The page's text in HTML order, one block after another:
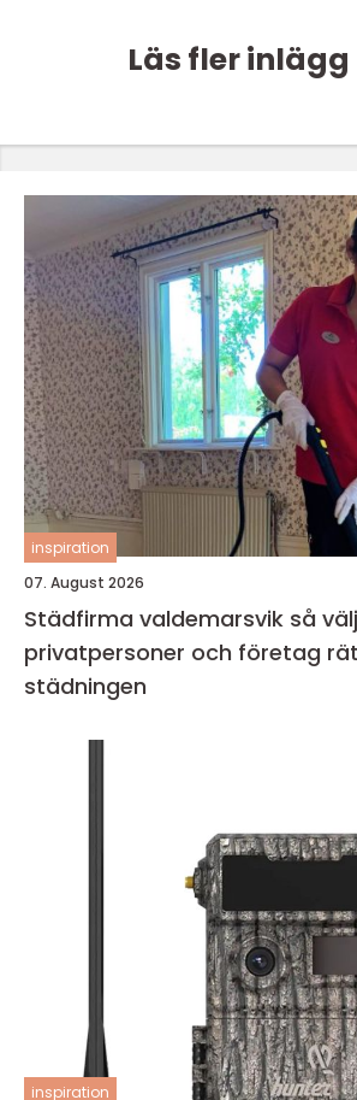
Läs fler
inspiration
07. August 2026
Städfirma valdemarsvik så väljer
privatpersoner och företag
städningen
inspiration